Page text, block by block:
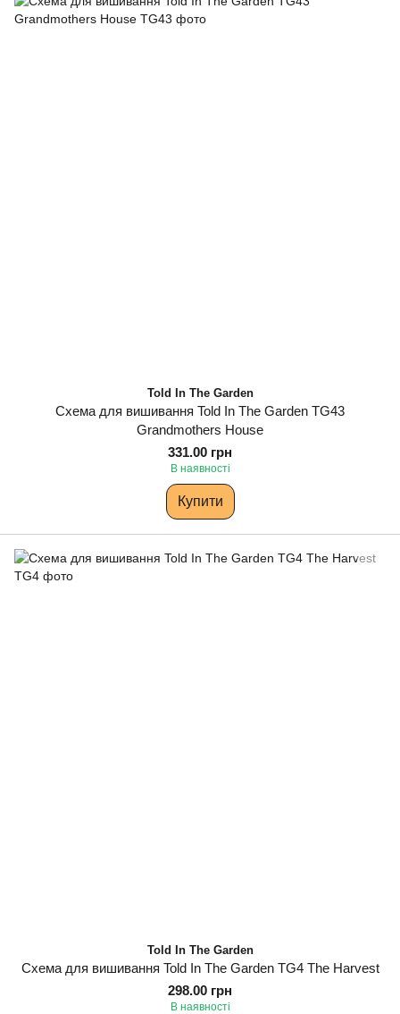
Told In The Garden
Схема для вишивання Told In The Garden TG43
Grandmothers House
331.00 грн
В наявності
Купити
Told In The Garden
Схема для вишивання Told In The Garden TG4 The Harvest
298.00 грн
В наявності